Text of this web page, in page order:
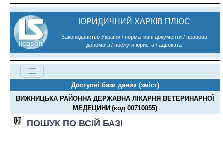
ЮРИДИЧНИЙ ХАРКІВ ПЛЮС
Законодавство України / нормативні документи / правова
допомога / послуги юриста / адвоката
Доступні бази даних (зміст)
ВИЖНИЦЬКА РАЙОННА ДЕРЖАВНА ЛІКАРНЯ ВЕТЕРИНАРНОЇ
МЕДЕЦИНИ (код 00710055)
ПОШУК ПО ВСІЙ БАЗІ